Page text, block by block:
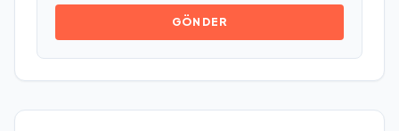
GÖNDER